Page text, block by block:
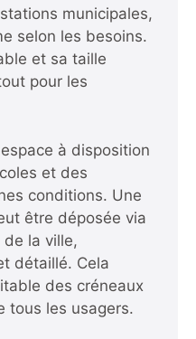
municipales,
selon les besoins.
et sa taille
pour les
à disposition
et des
conditions. Une
être déposée via
la ville,
détaillé. Cela
des créneaux
tous les usagers.